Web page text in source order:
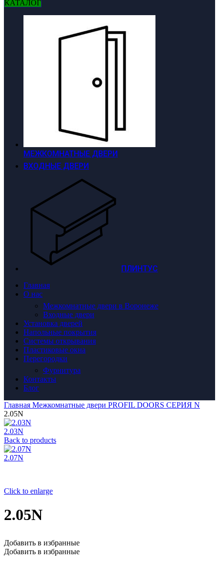
КАТАЛОГ
МЕЖКОМНАТНЫЕ ДВЕРИ
ВХОДНЫЕ ДВЕРИ
ПЛИНТУС
Главная
О нас
Межкомнатные двери в Воронеже
Входные двери
Установка дверей
Напольные покрытия
Системы открывания
Пластиковые окна
Перегородки
Фурнитура
Контакты
Блог
Главная Межкомнатные двери PROFIL DOORS СЕРИЯ N
2.05N
2.03N
Back to products
2.07N
Click to enlarge
2.05N
Добавить в избранные
Добавить в избранные